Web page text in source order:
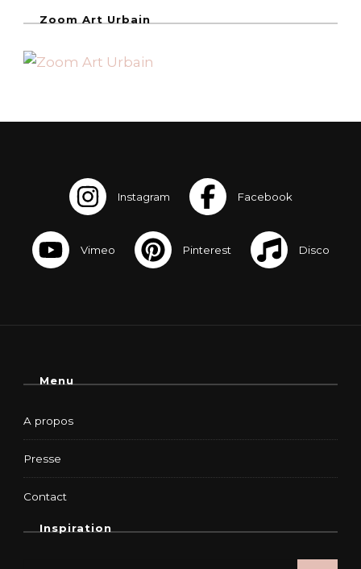
Zoom Art Urbain
Menu
A propos
Presse
Contact
Inspiration